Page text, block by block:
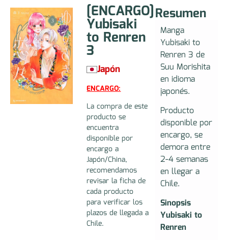
[ENCARGO]
Yubisaki
to Renren
3
Japón
ENCARGO:
La compra de este
producto se
encuentra
disponible por
encargo a
Japón/China,
recomendamos
revisar la ficha de
cada producto
para verificar los
plazos de llegada a
Chile.
Resumen
Manga
Yubisaki to
Renren 3 de
Suu Morishita
en idioma
japonés.
Producto
disponible por
encargo, se
demora entre
2-4 semanas
en llegar a
Chile.
Sinopsis
Yubisaki to
Renren